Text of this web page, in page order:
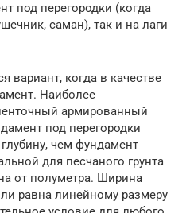
под перегородки (когда
саман), так и на лаги
вариант, когда в качестве
Наиболее
армированный
под перегородки
чем фундамент
для песчаного грунта
от полуметра. Ширина
равна линейному размеру